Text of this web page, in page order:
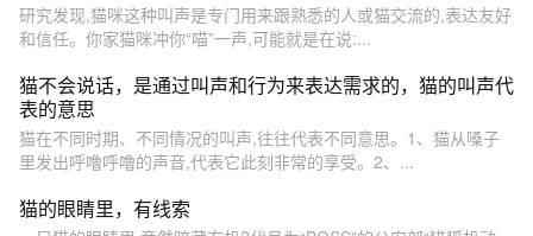
研究发现,猫咪这种叫声是专门用来跟熟悉的人或猫交流的,表达友好
和信任。你家猫咪冲你“喵”一声,可能就是在说:...
猫不会说话，是通过叫声和行为来表达需求的，猫的叫声代
表的意思
猫在不同时期、不同情况的叫声,往往代表不同意思。1、猫从嗓子
里发出呼噜呼噜的声音,代表它此刻非常的享受。2、...
猫的眼睛里，有线索